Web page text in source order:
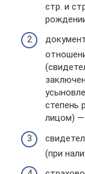
стр. и
степень
лицом) —
(при